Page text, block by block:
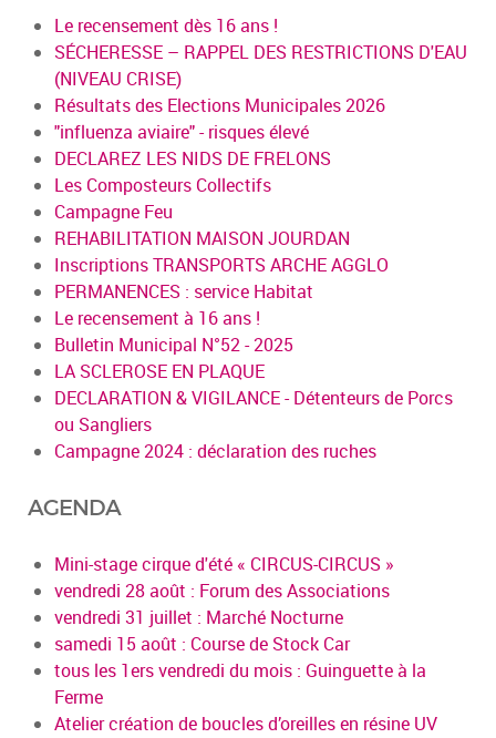
Le recensement dès 16 ans !
SÉCHERESSE – RAPPEL DES RESTRICTIONS D'EAU
(NIVEAU CRISE)
Résultats des Elections Municipales 2026
"influenza aviaire" - risques élevé
DECLAREZ LES NIDS DE FRELONS
Les Composteurs Collectifs
Campagne Feu
REHABILITATION MAISON JOURDAN
Inscriptions TRANSPORTS ARCHE AGGLO
PERMANENCES : service Habitat
Le recensement à 16 ans !
Bulletin Municipal N°52 - 2025
LA SCLEROSE EN PLAQUE
DECLARATION & VIGILANCE - Détenteurs de Porcs
ou Sangliers
Campagne 2024 : déclaration des ruches
AGENDA
Mini-stage cirque d'été « CIRCUS-CIRCUS »
vendredi 28 août : Forum des Associations
vendredi 31 juillet : Marché Nocturne
samedi 15 août : Course de Stock Car
tous les 1ers vendredi du mois : Guinguette à la
Ferme
Atelier création de boucles d’oreilles en résine UV